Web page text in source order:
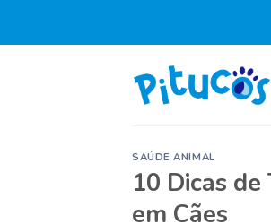
SAÚDE ANIMAL
10 Dicas
em Cães